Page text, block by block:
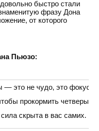
быстро стали
фразу Дона
от которого
Пьюзо:
— это не чудо, это фокус, а
прокормить четверых
скрыта в вас самих.